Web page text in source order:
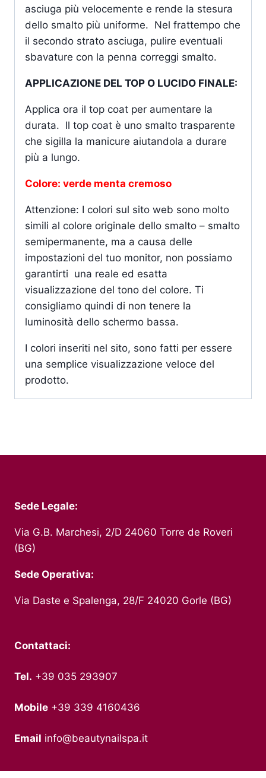
asciuga più velocemente e rende la stesura
dello smalto più uniforme. Nel frattempo che
il secondo strato asciuga, pulire eventuali
sbavature con la penna correggi smalto.
APPLICAZIONE DEL TOP O LUCIDO FINALE:
Applica ora il top coat per aumentare la
durata. Il top coat è uno smalto trasparente
che sigilla la manicure aiutandola a durare
più a lungo.
Colore: verde menta cremoso
Attenzione: I colori sul sito web sono molto
simili al colore originale dello smalto – smalto
semipermanente, ma a causa delle
impostazioni del tuo monitor, non possiamo
garantirti una reale ed esatta
visualizzazione del tono del colore. Ti
consigliamo quindi di non tenere la
luminosità dello schermo bassa.
I colori inseriti nel sito, sono fatti per essere
una semplice visualizzazione veloce del
prodotto.
Sede Legale:
Via G.B. Marchesi, 2/D 24060 Torre de Roveri
(BG)
Sede Operativa:
Via Daste e Spalenga, 28/F 24020 Gorle (BG)
Contattaci:
Tel. +39 035 293907
Mobile +39 339 4160436
Email info@beautynailspa.it